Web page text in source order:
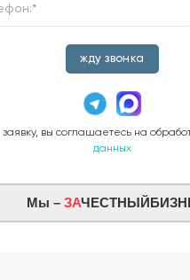
жду звонка
вы соглашаетесь на
данных
Мы – ЗА